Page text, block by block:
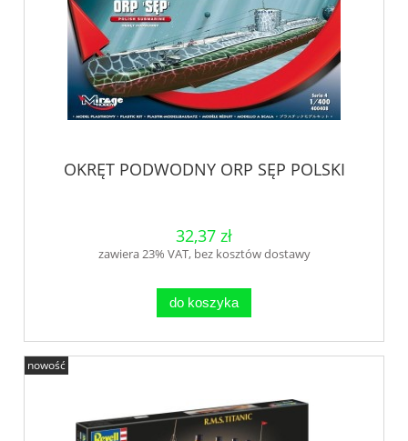
OKRĘT PODWODNY ORP SĘP POLSKI
32,37 zł
zawiera 23% VAT, bez kosztów dostawy
do koszyka
nowość